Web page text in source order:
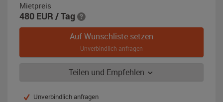
Mietpreis
480 EUR / Tag
Auf Wunschliste setzen
Unverbindlich anfragen
Teilen und Empfehlen
Unverbindlich anfragen